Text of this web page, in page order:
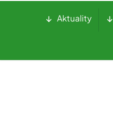
Aktuality